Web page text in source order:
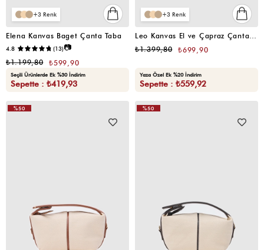
3
Elena Kanvas Baget Çanta Taba
4.8 (13)📷
₺599,90
₺1.199,80
Seçili Ürünlerde Ek %30 İndirim
Sepette : ₺419,93
3
₺699,90
₺1.399,80
Yaza Özel Ek %20 İndirim
Sepette : ₺559,92
%50 %50